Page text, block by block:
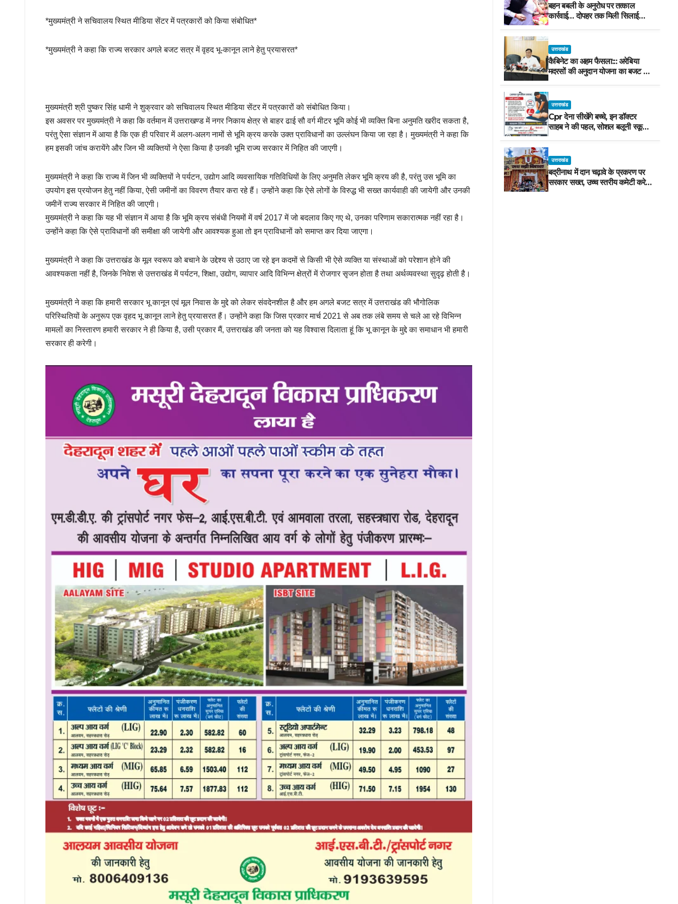
*मुख्यमंत्री ने सचिवालय स्थित मीडिया सेंटर में पत्रकारों को किया संबोधित*
*मुख्यमंत्री ने कहा कि राज्य सरकार अगले बजट सत्र में वृहद भू-कानून लाने हेतु प्रयासरत*
मुख्यमंत्री श्री पुष्कर सिंह धामी ने शुक्रवार को सचिवालय स्थित मीडिया सेंटर में पत्रकारों को संबोधित किया।
इस अवसर पर मुख्यमंत्री ने कहा कि वर्तमान में उत्तराखण्ड में नगर निकाय क्षेत्र से बाहर ढाई सौ वर्ग मीटर भूमि कोई भी व्यक्ति बिना अनुमति खरीद सकता है,
परंतु ऐसा संज्ञान में आया है कि एक ही परिवार में अलग-अलग नामों से भूमि क्रय करके उक्त प्राविधानों का उल्लंघन किया जा रहा है। मुख्यमंत्री ने कहा कि
हम इसकी जांच करायेंगे और जिन भी व्यक्तियों ने ऐसा किया है उनकी भूमि राज्य सरकार में निहित की जाएगी।
मुख्यमंत्री ने कहा कि राज्य में जिन भी व्यक्तियों ने पर्यटन, उद्योग आदि व्यवसायिक गतिविधियों के लिए अनुमति लेकर भूमि क्रय की है, परंतु उस भूमि का
उपयोग इस प्रयोजन हेतु नहीं किया, ऐसी जमीनों का विवरण तैयार करा रहे हैं। उन्होंने कहा कि ऐसे लोगों के विरुद्ध भी सख्त कार्यवाही की जायेगी और उनकी
जमीनें राज्य सरकार में निहित की जाएगी।
मुख्यमंत्री ने कहा कि यह भी संज्ञान में आया है कि भूमि क्रय संबंधी नियमों में वर्ष 2017 में जो बदलाव किए गए थे, उनका परिणाम सकारात्मक नहीं रहा है।
उन्होंने कहा कि ऐसे प्राविधानों की समीक्षा की जायेगी और आवश्यक हुआ तो इन प्राविधानों को समाप्त कर दिया जाएगा।
मुख्यमंत्री ने कहा कि उत्तराखंड के मूल स्वरूप को बचाने के उद्देश्य से उठाए जा रहे इन कदमों से किसी भी ऐसे व्यक्ति या संस्थाओं को परेशान होने की
आवश्यकता नहीं है, जिनके निवेश से उत्तराखंड में पर्यटन, शिक्षा, उद्योग, व्यापार आदि विभिन्न क्षेत्रों में रोजगार सृजन होता है तथा अर्थव्यवस्था सुदृढ़ होती है।
मुख्यमंत्री ने कहा कि हमारी सरकार भू कानून एवं मूल निवास के मुद्दे को लेकर संवदेनशील है और हम अगले बजट सत्र में उत्तराखंड की भौगोलिक
परिस्थितियों के अनुरूप एक वृहद भू कानून लाने हेतु प्रयासरत हैं। उन्होंने कहा कि जिस प्रकार मार्च 2021 से अब तक लंबे समय से चले आ रहे विभिन्न
मामलों का निस्तारण हमारी सरकार ने ही किया है, उसी प्रकार मैं, उत्तराखंड की जनता को यह विश्वास दिलाता हूं कि भू कानून के मुद्दे का समाधान भी हमारी
सरकार ही करेगी।
बहन बबली के अनुरोध पर तत्काल
कार्रवाई… दोपहर तक मिली सिलाई
मशीन
उत्तराखंड
कैबिनेट का अहम फैसला::: अरेबिया
मदरसों की अनुदान योजना का बजट मद
वित्तीय वर्ष 2027-28 से समाप्त
उत्तराखंड
Cpr देना सीखेंगे बच्चे, इन डॉक्टर
साहब ने की पहल, सोशल बलूनी स्कूल
में मिलेगा प्रशिक्षण, 10 जुलाई को सुबह
8 से होगा प्रशिक्षण, प्रीतम भरतवाण ने
भी मुहिम को दिया समर्थन
उत्तराखंड
बद्रीनाथ में दान चढ़ावे के प्रकरण पर
सरकार सख्त, उच्च स्तरीय कमेटी करेगी
जांच, अनुशासनहीनता पर एक कार्मिक